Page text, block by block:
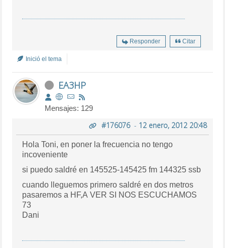
Responder Citar
Inició el tema
EA3HP
Mensajes: 129
#176076- 12 enero, 2012 20:48
Hola Toni, en poner la frecuencia no tengo
incoveniente
si puedo saldré en 145525-145425 fm 144325 ssb
cuando lleguemos primero saldré en dos metros
pasaremos a HF,A VER SI NOS ESCUCHAMOS
73
Dani